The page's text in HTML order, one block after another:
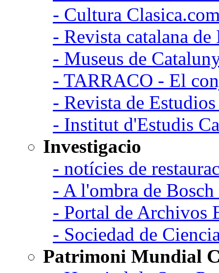
- Cultura
- Revista catalana
- Museus de
- TARRACO - El
- Revista de
- Institut d'Estudis
Investigacio
- notícies de
- A l'ombra de
- Portal de Archivos
- Sociedad de
Patrimoni Mundial